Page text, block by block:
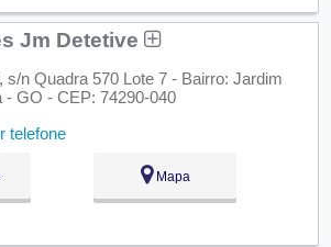
Jm Detetive
s/n Quadra 570 Lote 7 - Bairro: Jardim
- GO - CEP: 74290-040
telefone
Mapa